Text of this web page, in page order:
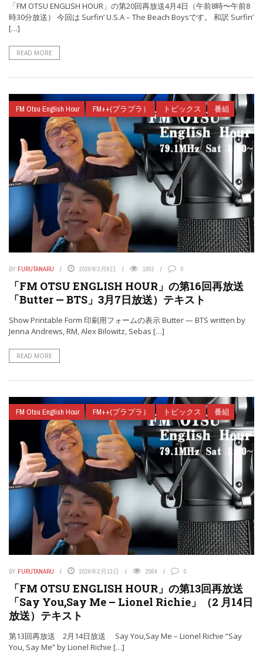
「FM OTSU ENGLISH HOUR」の第20回再放送4月4日（午前8時〜午前8
時30分放送） 今回は Surfin’ U.S.A – The Beach Boysです。 和訳 Surfin’
[…]
READ MORE
FM Otsu English Hour FM++(プラプラ） トピックス 番組
BY FURUTANARU 2026年3月6日 1952 0
「FM OTSU ENGLISH HOUR」の第16回再放送
「Butter — BTS」3月7日放送）テキスト
Show Printable Form 印刷用フォームの表示 Butter — BTS written by
Jenna Andrews, RM, Alex Bilowitz, Sebas […]
READ MORE
FM Otsu English Hour FM++(プラプラ） トピックス 番組
BY FURUTANARU 2026年2月13日 2064 0
「FM OTSU ENGLISH HOUR」の第13回再放送
「Say You,Say Me – Lionel Richie」（2 月14日
放送）テキスト
第13回再放送 2月14日放送 Say You,Say Me – Lionel Richie “Say
You, Say Me” by Lionel Richie […]